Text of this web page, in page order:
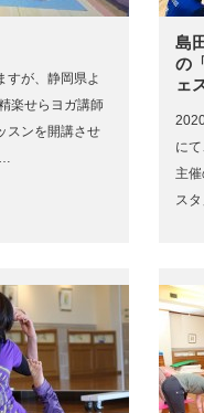
すが、静岡県よ
楽せらヨガ講師
スンを開講させ
…
島
の
ェ
に
主
ス